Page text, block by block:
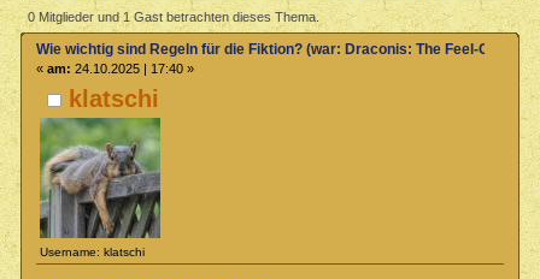
Fiktion? (war: Draconis: The Feel-Good TTRPG) (Gelesen 2863 mal)
0 Mitglieder und 1 Gast betrachten dieses Thema.
klatschi
Username: klatschi
Wie wichtig sind Regeln für die Fiktion? (war: Draconis: The Feel-Good
« am: 24.10.2025 | 17:40 »